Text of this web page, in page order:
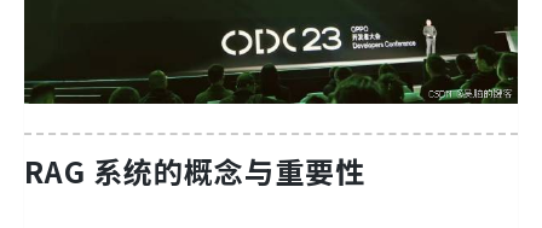
RAG 系统的概念与重要性